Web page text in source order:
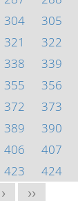
304 305
321 322
338 339
355 356
372 373
389 390
406 407
423 424
> >>